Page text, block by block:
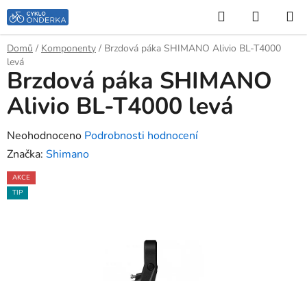
Přejít
na
obsah
Hledat
KOŠÍK
Domů / Komponenty / Brzdová páka SHIMANO Alivio BL-T4000
levá
Brzdová páka SHIMANO
Alivio BL-T4000 levá
Průměrné
hodnocení
produktu
je
Neohodnoceno Podrobnosti hodnocení
Značka: Shimano
AKCE
TIP